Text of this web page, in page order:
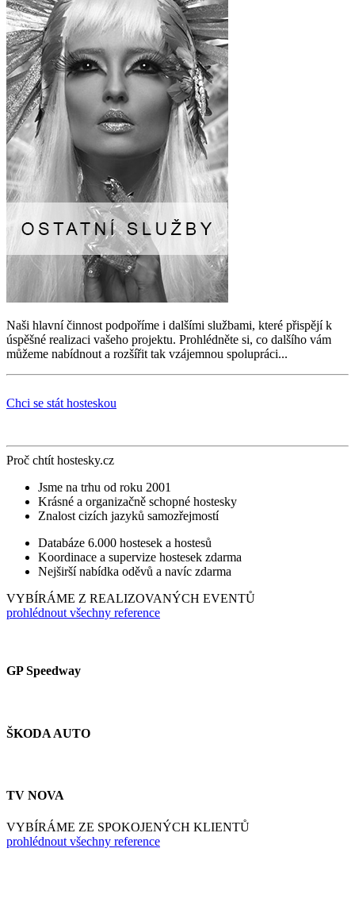
Naši hlavní činnost podpoříme i dalšími službami, které přispějí k
úspěšné realizaci vašeho projektu. Prohlédněte si, co dalšího vám
můžeme nabídnout a rozšířit tak vzájemnou spolupráci...
Chci se stát hosteskou
Proč chtít hostesky.cz
Jsme na trhu od roku 2001
Krásné a organizačně schopné hostesky
Znalost cizích jazyků samozřejmostí
Databáze 6.000 hostesek a hostesů
Koordinace a supervize hostesek zdarma
Nejširší nabídka oděvů a navíc zdarma
VYBÍRÁME Z REALIZOVANÝCH EVENTŮ
prohlédnout všechny reference
GP Speedway
ŠKODA AUTO
TV NOVA
VYBÍRÁME ZE SPOKOJENÝCH KLIENTŮ
prohlédnout všechny reference